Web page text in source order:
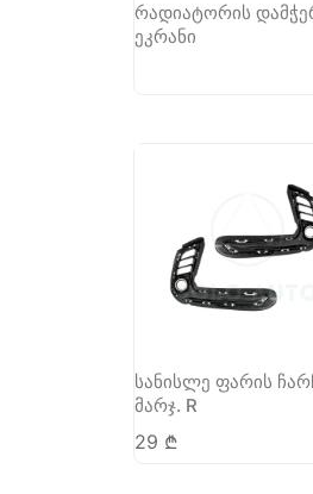
რადიატორის
ეკრანი
სანისლე ფარის
მარჯ. R
29 ₾